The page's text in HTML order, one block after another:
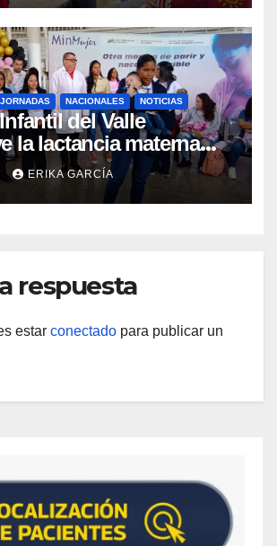
JORNADAS NACIONALES NOTICIAS
del Valle
la lactancia materna
sostenible para la
ERIKA GARCÍA
respuesta
estar conectado para publicar un